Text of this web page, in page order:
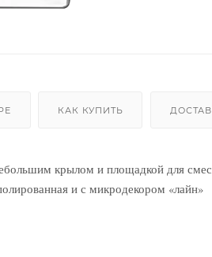
КАК КУПИТЬ
крылом и площадкой для
и с микродекором «лайн»